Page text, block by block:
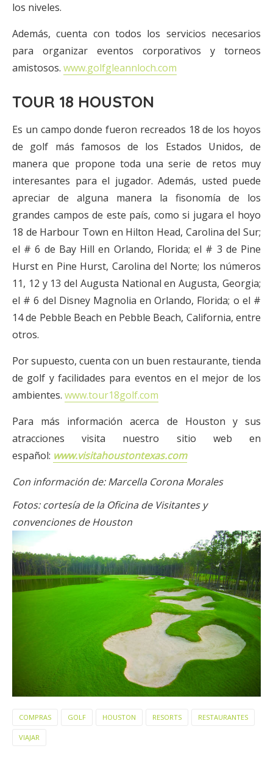
los niveles.
Además, cuenta con todos los servicios necesarios
para organizar eventos corporativos y torneos
amistosos. www.golfgleannloch.com
TOUR 18 HOUSTON
Es un campo donde fueron recreados 18 de los hoyos
de golf más famosos de los Estados Unidos, de
manera que propone toda una serie de retos muy
interesantes para el jugador. Además, usted puede
apreciar de alguna manera la fisonomía de los
grandes campos de este país, como si jugara el hoyo
18 de Harbour Town en Hilton Head, Carolina del Sur;
el # 6 de Bay Hill en Orlando, Florida; el # 3 de Pine
Hurst en Pine Hurst, Carolina del Norte; los números
11, 12 y 13 del Augusta National en Augusta, Georgia;
el # 6 del Disney Magnolia en Orlando, Florida; o el #
14 de Pebble Beach en Pebble Beach, California, entre
otros.
Por supuesto, cuenta con un buen restaurante, tienda
de golf y facilidades para eventos en el mejor de los
ambientes. www.tour18golf.com
Para más información acerca de Houston y sus
atracciones visita nuestro sitio web en
español: www.visitahoustontexas.com
Con información de: Marcella Corona Morales
Fotos: cortesía de la Oficina de Visitantes y
convenciones de Houston
COMPRAS GOLF HOUSTON RESORTS RESTAURANTES
VIAJAR